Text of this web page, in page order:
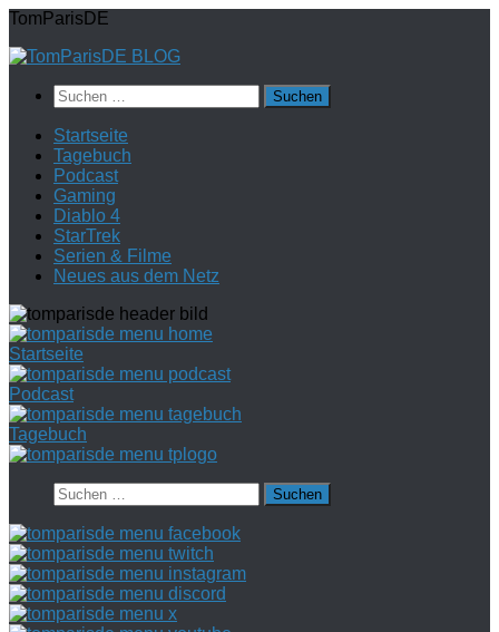
Zum
springen
TomParisDE
Suchen
nach:
Startseite
Tagebuch
Podcast
Gaming
Diablo 4
StarTrek
Serien & Filme
Neues aus dem Netz
Startseite
Podcast
Tagebuch
Suchen
nach: